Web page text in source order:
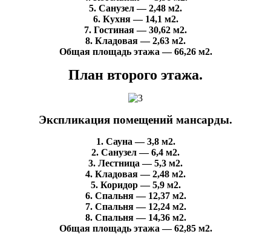
5. Санузел — 2,48 м2.
6. Кухня — 14,1 м2.
7. Гостиная — 30,62 м2.
8. Кладовая — 2,63 м2.
Общая площадь этажа — 66,26 м2.
План второго этажа.
Экспликация помещений мансарды.
1. Сауна — 3,8 м2.
2. Санузел — 6,4 м2.
3. Лестница — 5,3 м2.
4. Кладовая — 2,48 м2.
5. Коридор — 5,9 м2.
6. Спальня — 12,37 м2.
7. Спальня — 12,24 м2.
8. Спальня — 14,36 м2.
Общая площадь этажа — 62,85 м2.